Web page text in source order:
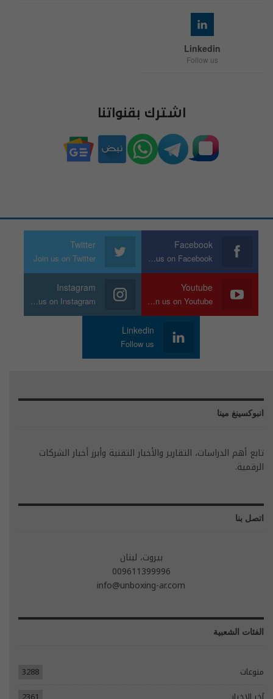
Linkedin
Follow us
اشترك بقنواتنا
Facebook
Join us on Facebook
Twitter
Join us on Twitter
Youtube
Join us on Youtube
Instagram
Join us on Instagram
Linkedin
Follow us
انبوكسينغ مينا
تابع أهم الدراسات، التقارير والأخبار التقنية وأبرز أخبار الشركات
الرقمية.
اتصل بنا
بيروت، لبنان
009611399996
info@unboxing-ar.com
الفئات الشعبية
منوعات
3288